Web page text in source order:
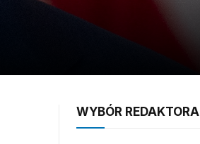
WYBÓR REDAKTORA